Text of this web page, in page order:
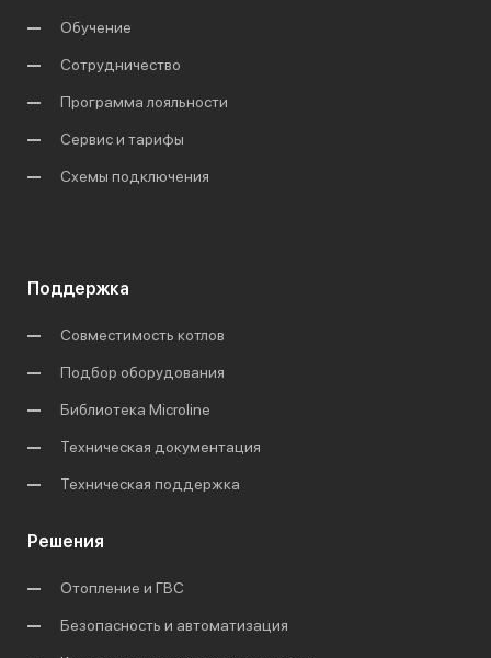
Обучение
Сотрудничество
Программа лояльности
Сервис и тарифы
Схемы подключения
Поддержка
Совместимость котлов
Подбор оборудования
Библиотека Microline
Техническая документация
Техническая поддержка
Решения
Отопление и ГВС
Безопасность и автоматизация